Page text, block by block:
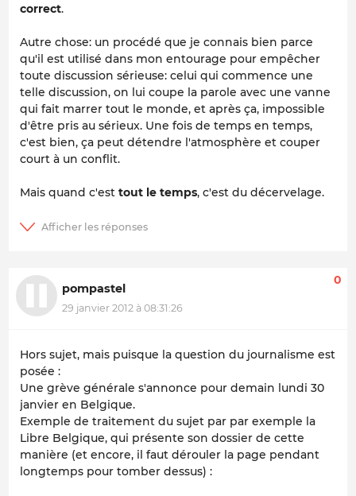
correct.
Autre chose: un procédé que je connais bien parce
qu'il est utilisé dans mon entourage pour empêcher
toute discussion sérieuse: celui qui commence une
telle discussion, on lui coupe la parole avec une vanne
qui fait marrer tout le monde, et après ça, impossible
d'être pris au sérieux. Une fois de temps en temps,
c'est bien, ça peut détendre l'atmosphère et couper
court à un conflit.
Mais quand c'est tout le temps, c'est du décervelage.
pompastel
29 janvier 2012 à 08:31:26
0
Hors sujet, mais puisque la question du journalisme est
posée :
Une grève générale s'annonce pour demain lundi 30
janvier en Belgique.
Exemple de traitement du sujet par par exemple la
Libre Belgique, qui présente son dossier de cette
manière (et encore, il faut dérouler la page pendant
longtemps pour tomber dessus) :